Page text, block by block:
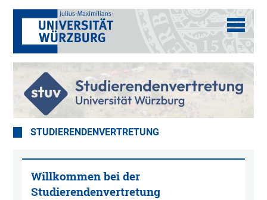
STUDIERENDENVERTRETUNG
Willkommen bei der
Studierendenvertretung